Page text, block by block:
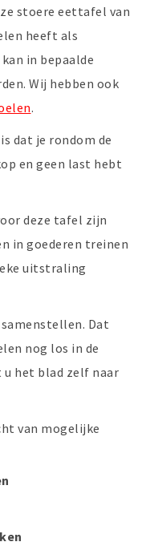
stoere eettafel van
heeft als
in bepaalde
Wij hebben ook
.
dat je rondom de
en geen last hebt
deze tafel zijn
in goederen treinen
uitstraling
Dat
nog los in de
het blad zelf naar
van mogelijke